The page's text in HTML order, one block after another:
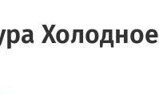
Холодное